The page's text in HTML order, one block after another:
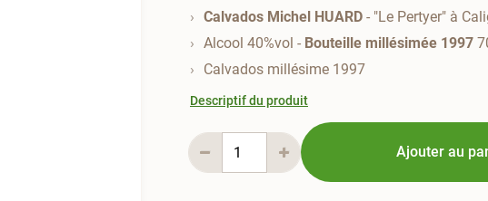
Calvados Michel HUARD - "Le Pertyer" à
Alcool 40%vol - Bouteille millésimée 1997
Calvados millésime 1997
Descriptif du produit
Ajouter au